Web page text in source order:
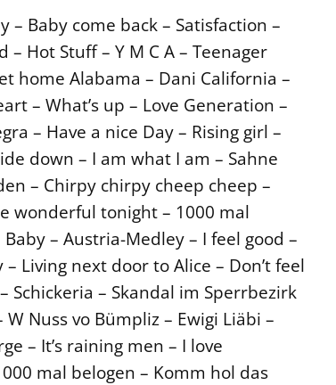
– Baby come back – Satisfaction –
Hot Stuff – Y M C A – Teenager
home Alabama – Dani California –
– What’s up – Love Generation –
– Have a nice Day – Rising girl –
down – I am what I am – Sahne
– Chirpy chirpy cheep cheep –
wonderful tonight – 1000 mal
– Austria-Medley – I feel good –
– Living next door to Alice – Don’t feel
Schickeria – Skandal im Sperrbezirk
Nuss vo Bümpliz – Ewigi Liäbi –
– It’s raining men – I love
mal belogen – Komm hol das